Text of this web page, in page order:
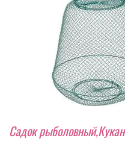
Садок рыболовный,Кукан